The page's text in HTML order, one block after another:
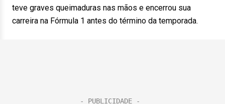
teve graves queimaduras nas mãos e encerrou sua
carreira na Fórmula 1 antes do término da temporada.